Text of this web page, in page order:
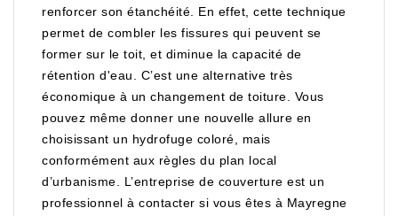
renforcer son étanchéité. En effet, cette technique
permet de combler les fissures qui peuvent se
former sur le toit, et diminue la capacité de
rétention d'eau. C’est une alternative très
économique à un changement de toiture. Vous
pouvez même donner une nouvelle allure en
choisissant un hydrofuge coloré, mais
conformément aux règles du plan local
d’urbanisme. L’entreprise de couverture est un
professionnel à contacter si vous êtes à Mayregne